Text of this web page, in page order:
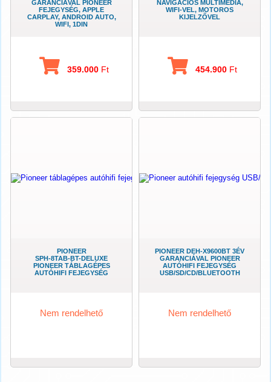
GARANCIÁVAL PIONEER
FEJEGYSÉG, APPLE
CARPLAY, ANDROID AUTO,
WIFI, 1DIN
359.000 Ft
NAVIGÁCIÓS MULTIMÉDIA,
WIFI-VEL, MOTOROS
KIJELZŐVEL
454.900 Ft
PIONEER
SPH-8TAB-BT-DELUXE
PIONEER TÁBLAGÉPES
AUTÓHIFI FEJEGYSÉG
Nem rendelhető
PIONEER DEH-X9600BT 3ÉV
GARANCIÁVAL PIONEER
AUTÓHIFI FEJEGYSÉG
USB/SD/CD/BLUETOOTH
Nem rendelhető